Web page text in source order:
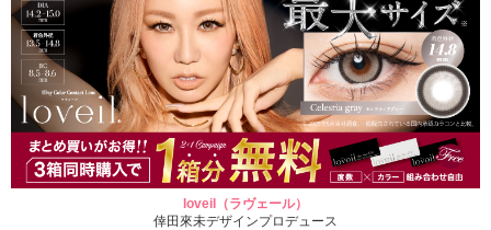
loveil（ラヴェール）
倖田來未デザインプロデュース